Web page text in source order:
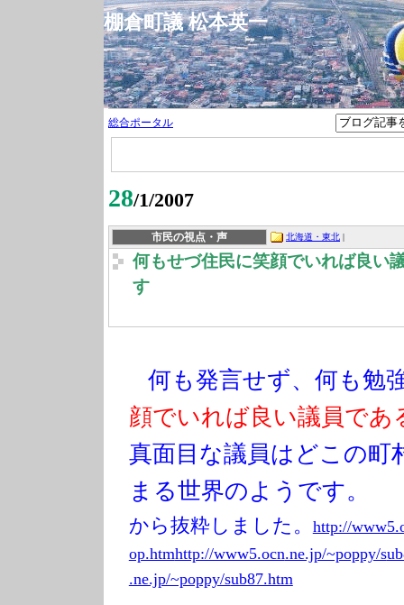
棚倉町議 松本英一
総合ポータル
28/1/2007
市民の視点・声 北海道・東北 |
何もせづ住民に笑顔でいれば良い
す
何も発言せず、何も勉
顔でいれば良い議員で
真面目な議員はどこの町
まる世界のようです。
から抜粋しました。
http://
op.htmhttp://www5.ocn.ne.jp/~poppy/s
.ne.jp/~poppy/sub87.htm